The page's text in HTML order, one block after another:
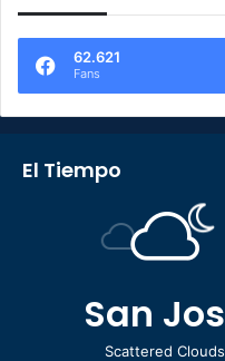
62.621
Fans
El Tiempo
San
Scattered Clouds